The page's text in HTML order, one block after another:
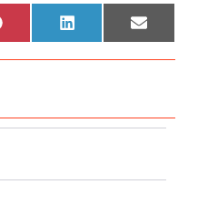
Pinterest LinkedIn Email